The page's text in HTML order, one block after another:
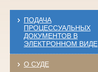
ПОДАЧА
ПРОЦЕССУАЛЬНЫХ
ДОКУМЕНТОВ В
ЭЛЕКТРОННОМ ВИДЕ
О СУДЕ